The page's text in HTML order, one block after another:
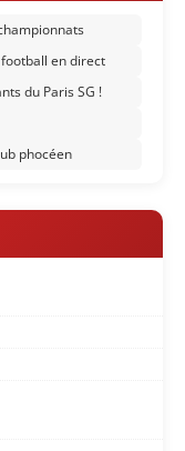
en direct
du Paris SG !
phocéen